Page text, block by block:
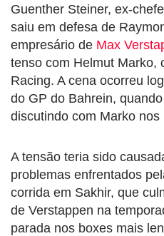
Guenther Steiner, ex-
saiu em defesa de
empresário de Max
tenso com Helmut Marko,
Racing. A cena ocorreu
do GP do Bahrein,
discutindo com Marko nos
A tensão teria sido
problemas enfrentados
corrida em Sakhir, que
de Verstappen na
parada nos boxes mais